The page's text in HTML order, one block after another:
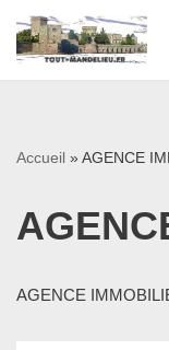
Aller
Accueil »AGENCE
AGENCE